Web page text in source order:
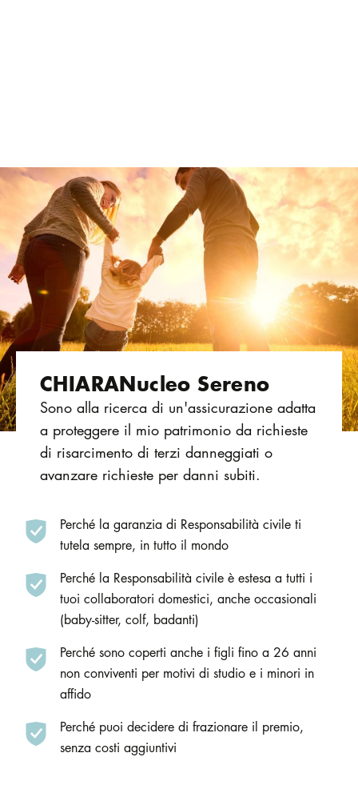
CHIARANucleo Sereno
Sono alla ricerca di un'assicurazione adatta
a proteggere il mio patrimonio da richieste
di risarcimento di terzi danneggiati o
avanzare richieste per danni subiti.
Perché la garanzia di Responsabilità civile ti
tutela sempre, in tutto il mondo
Perché la Responsabilità civile è estesa a tutti i
tuoi collaboratori domestici, anche occasionali
(baby-sitter, colf, badanti)
Perché sono coperti anche i figli fino a 26 anni
non conviventi per motivi di studio e i minori in
affido
Perché puoi decidere di frazionare il premio,
senza costi aggiuntivi